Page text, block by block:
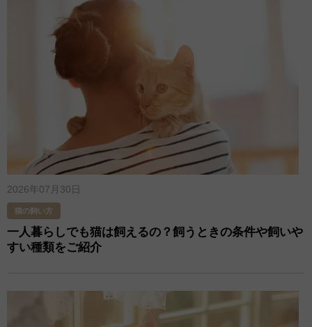
2026年07月30日
猫の飼い方
一人暮らしでも猫は飼えるの？飼うときの条件や飼いや
すい種類をご紹介